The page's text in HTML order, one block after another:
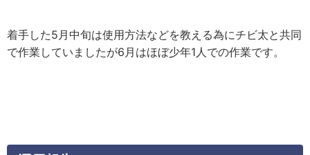
着手した5月中旬は使用方法などを教える為にチビ太と共同
で作業していましたが6月はほぼ少年1人での作業です。